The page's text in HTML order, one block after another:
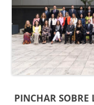
PINCHAR